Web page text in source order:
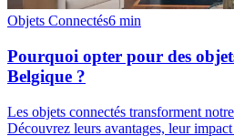
Objets Connectés6 min
Pourquoi opter pour des
Belgique ?
Les objets connectés transforment
Découvrez leurs avantages, leur